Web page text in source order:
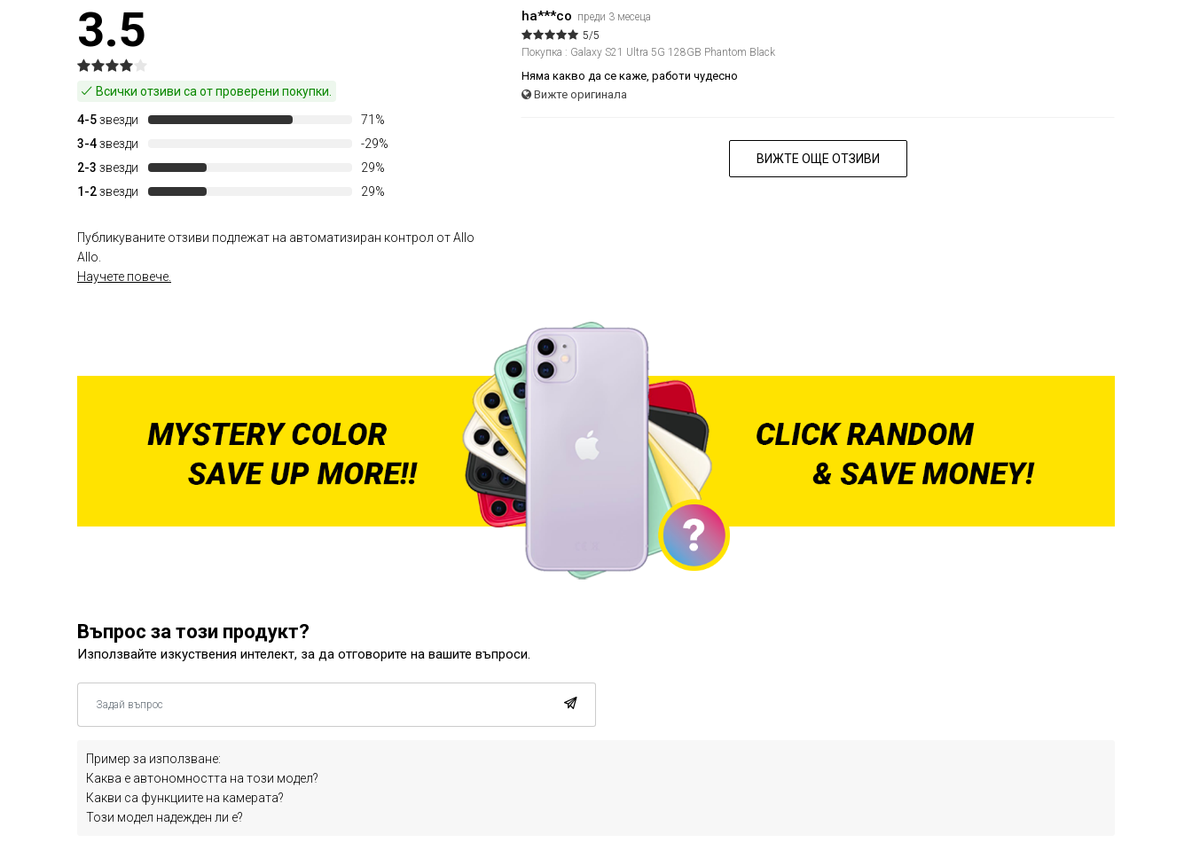
3.5
Всички отзиви са от проверени покупки.
4-5звезди
71%
3-4звезди
-29%
2-3 звезди
29%
1-2звезди 29%
Публикуваните отзиви подлежат на автоматизиран контрол от Allo
Allo.
Научете повече.
ha***co преди 3 месеца
5/5
Покупка : Galaxy S21 Ultra 5G 128GB Phantom Black
Няма какво да се каже, работи чудесно
Вижте оригинала
ВИЖТЕ ОЩЕ ОТЗИВИ
Въпрос за този продукт?
Използвайте изкуствения интелект, за да отговорите на вашите въпроси.
Пример за използване:
Каква е автономността на този модел?
Какви са функциите на камерата?
Този модел надежден ли е?